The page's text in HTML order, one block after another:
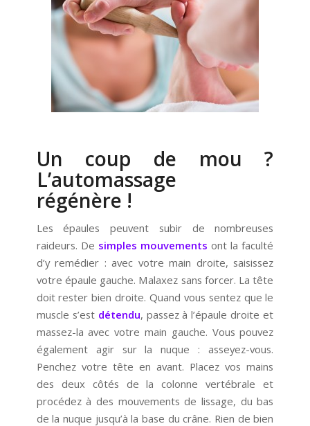
Un coup de mou ?
L’automassage
régénère !
Les épaules peuvent subir de nombreuses
raideurs. De simples mouvements ont la faculté
d’y remédier : avec votre main droite, saisissez
votre épaule gauche. Malaxez sans forcer. La tête
doit rester bien droite. Quand vous sentez que le
muscle s’est détendu, passez à l’épaule droite et
massez-la avec votre main gauche. Vous pouvez
également agir sur la nuque : asseyez-vous.
Penchez votre tête en avant. Placez vos mains
des deux côtés de la colonne vertébrale et
procédez à des mouvements de lissage, du bas
de la nuque jusqu’à la base du crâne. Rien de bien